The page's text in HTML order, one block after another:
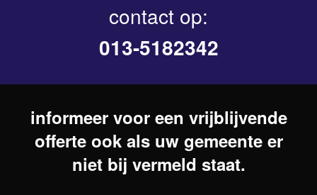
contact op:
013-5182342
informeer voor een vrijblijvende
offerte ook als uw gemeente er
niet bij vermeld staat.